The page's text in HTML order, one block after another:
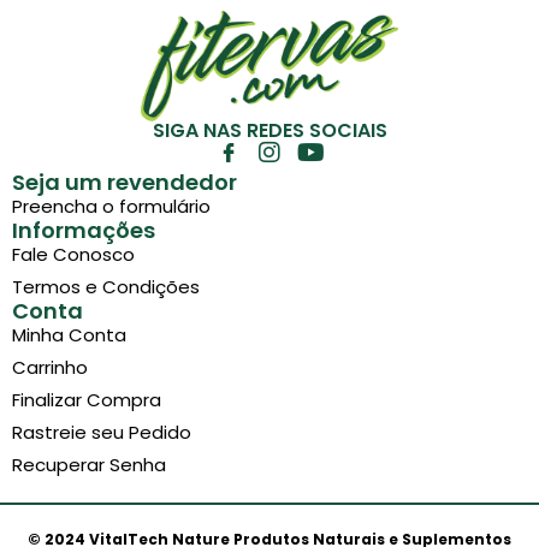
SIGA NAS REDES SOCIAIS
Seja um revendedor
Preencha o formulário
Informações
Fale Conosco
Termos e Condições
Conta
Minha Conta
Carrinho
Finalizar Compra
Rastreie seu Pedido
Recuperar Senha
© 2024 VitalTech Nature Produtos Naturais e Suplementos